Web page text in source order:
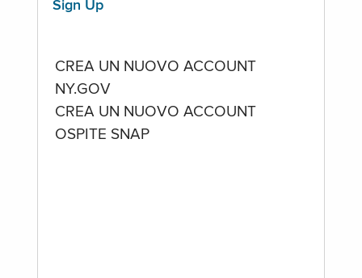
Sign Up
CREA UN NUOVO ACCOUNT
NY.GOV
CREA UN NUOVO ACCOUNT
OSPITE SNAP